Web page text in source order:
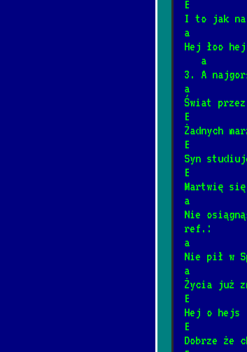
Do
Hej
12/31/
12/31/
12/4/
Gdy
12/4/
E
I to jak
a
Hej łoo hej
   a
3. A
a
Świat
E
Żadnych
E
Syn
E
Martwię się
a
Nie
ref.:
a
Nie pił w
a
Życia już
E
Hej o hejs
E
Dobrze że